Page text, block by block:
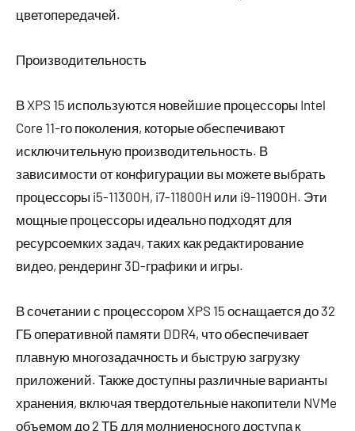
цветопередачей.
Производительность
В XPS 15 используются новейшие процессоры Intel
Core 11-го поколения, которые обеспечивают
исключительную производительность. В
зависимости от конфигурации вы можете выбрать
процессоры i5-11300H, i7-11800H или i9-11900H. Эти
мощные процессоры идеально подходят для
ресурсоемких задач, таких как редактирование
видео, рендеринг 3D-графики и игры.
В сочетании с процессором XPS 15 оснащается до 32
ГБ оперативной памяти DDR4, что обеспечивает
плавную многозадачность и быструю загрузку
приложений. Также доступны различные варианты
хранения, включая твердотельные накопители NVMe
объемом до 2 ТБ для молниеносного доступа к